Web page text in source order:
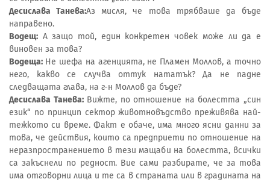
Десислава Танева:Аз мисля, че това трябваше да бъде
направено.
Водещ: А защо той, един конкретен човек може ли да е
виновен за това?
Водеща: Не шефа на агенцията, не Пламен Моллов, а точно
него, какво се случва оттук нататък? Да не падне
следващата глава, на г-н Моллов да бъде?
Десислава Танева:Вижте, по отношение на болестта „син
език“ по принцип сектор животновъдство преживява най-
тежкото си време. Факт е обаче, има много ясни данни за
това, че действия, които са предприети по отношение на
неразпространението в тези мащаби на болестта, всички
са закъснели по редност. Вие сами разбирате, че за това
има отговорни лица и те са в страната или в градината на